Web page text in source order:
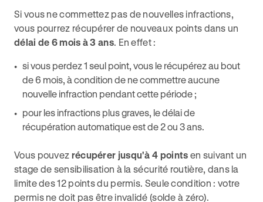
Si vous ne commettez pas de nouvelles infractions,
vous pourrez récupérer de nouveaux points dans un
délai de 6 mois à 3 ans. En effet :
si vous perdez 1 seul point, vous le récupérez au bout
de 6 mois, à condition de ne commettre aucune
nouvelle infraction pendant cette période ;
pour les infractions plus graves, le délai de
récupération automatique est de 2 ou 3 ans.
Vous pouvez récupérer jusqu'à 4 points en suivant un
stage de sensibilisation à la sécurité routière, dans la
limite des 12 points du permis. Seule condition : votre
permis ne doit pas être invalidé (solde à zéro).